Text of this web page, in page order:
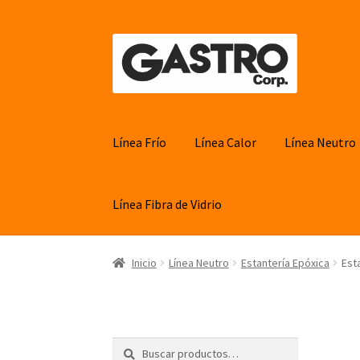
al
contenido
Línea Frío Línea Calor Línea Neutro
Línea Fibra de Vidrio
Inicio Línea Neutro Estantería Epóxica
Buscar
Buscar